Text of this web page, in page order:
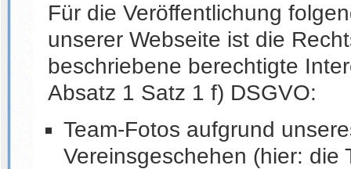
Für die Veröffentlichung
unserer Webseite ist die
beschriebene berechtigte
Absatz 1 Satz 1 f) DSGVO:
Team-Fotos aufgrund
Vereinsgeschehen (hier: die